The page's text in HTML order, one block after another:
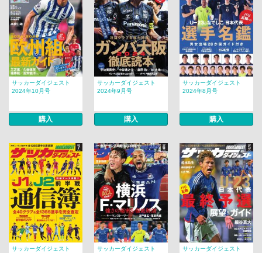
サッカーダイジェスト
2024年10月号
購入
サッカーダイジェスト
2024年9月号
購入
サッカーダイジェスト
2024年8月号
購入
サッカーダイジェスト
サッカーダイジェスト
サッカーダイジェスト